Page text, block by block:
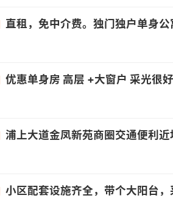
直租，免中介费。独门独户单身公寓，内有独立卫生间(带窗），独立厨房(带窗），独立阳台。客厅卧室连通设计，楼层高度2.7米. 空间宽敞明亮，客厅大落地窗。朝南带阳台，视野开阔。环保专修，采光通风
优惠单身房 高层 +大窗户 采光很好 内卫
浦上大道金凤新苑商圈交通便利近地铁
小区配套设施齐全，带个大阳台